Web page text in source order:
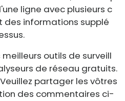
ligne avec plusieurs c
des informations supplé
outils de surveill
de réseau gratuits.
partager les vôtres
des commentaires ci-